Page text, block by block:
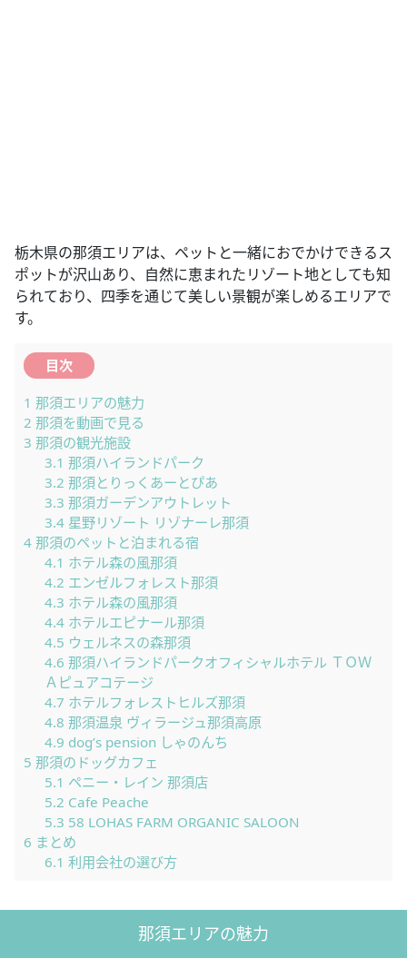
栃木県の那須エリアは、ペットと一緒におでかけできるス
ポットが沢山あり、自然に恵まれたリゾート地としても知
られており、四季を通じて美しい景観が楽しめるエリアで
す。
目次
1 那須エリアの魅力
2 那須を動画で見る
3 那須の観光施設
3.1 那須ハイランドパーク
3.2 那須とりっくあーとぴあ
3.3 那須ガーデンアウトレット
3.4星野リゾート リゾナーレ那須
4 那須のペットと泊まれる宿
4.1 ホテル森の風那須
4.2 エンゼルフォレスト那須
4.3 ホテル森の風那須
4.4ホテルエピナール那須
4.5 ウェルネスの森那須
4.6 那須ハイランドパークオフィシャルホテル ＴＯＷ
Ａピュアコテージ
4.7 ホテルフォレストヒルズ那須
4.8 那須温泉 ヴィラージュ那須高原
4.9 dog’s pension しゃのんち
5 那須のドッグカフェ
5.1 ペニー・レイン 那須店
5.2 Cafe Peache
5.3 58 LOHAS FARM ORGANIC SALOON
6 まとめ
6.1 利用会社の選び方
那須エリアの魅力